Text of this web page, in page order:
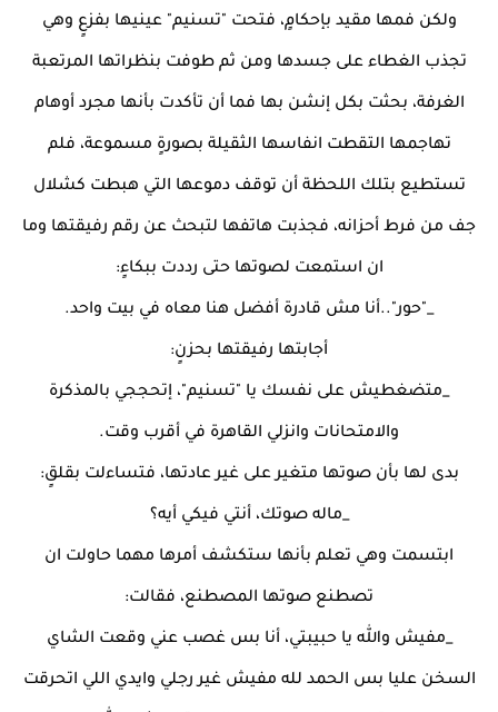
ولكن فمها مقيد بإحكامٍ، فتحت "تسنيم" عينيها بفزعٍ وهي
تجذب الغطاء على جسدها ومن ثم طوفت بنظراتها المرتعبة
الغرفة، بحثت بكل إنشن بها فما أن تأكدت بأنها مجرد أوهام
تهاجمها التقطت انفاسها الثقيلة بصورةٍ مسموعة، فلم
تستطيع بتلك اللحظة أن توقف دموعها التي هبطت كشلال
جف من فرط أحزانه، فجذبت هاتفها لتبحث عن رقم رفيقتها وما
ان استمعت لصوتها حتى رددت ببكاءٍ:
_"حور"..أنا مش قادرة أفضل هنا معاه في بيت واحد.
أجابتها رفيقتها بحزنٍ:
_متضغطيش على نفسك يا "تسنيم"، إتحججي بالمذكرة
والامتحانات وانزلي القاهرة في أقرب وقت.
بدى لها بأن صوتها متغير على غير عادتها، فتساءلت بقلقٍ:
_ماله صوتك، أنتي فيكي أيه؟
ابتسمت وهي تعلم بأنها ستكشف أمرها مهما حاولت ان
تصطنع صوتها المصطنع، فقالت:
_مفيش والله يا حبيبتي، أنا بس غصب عني وقعت الشاي
السخن عليا بس الحمد لله مفيش غير رجلي وايدي اللي اتحرقت